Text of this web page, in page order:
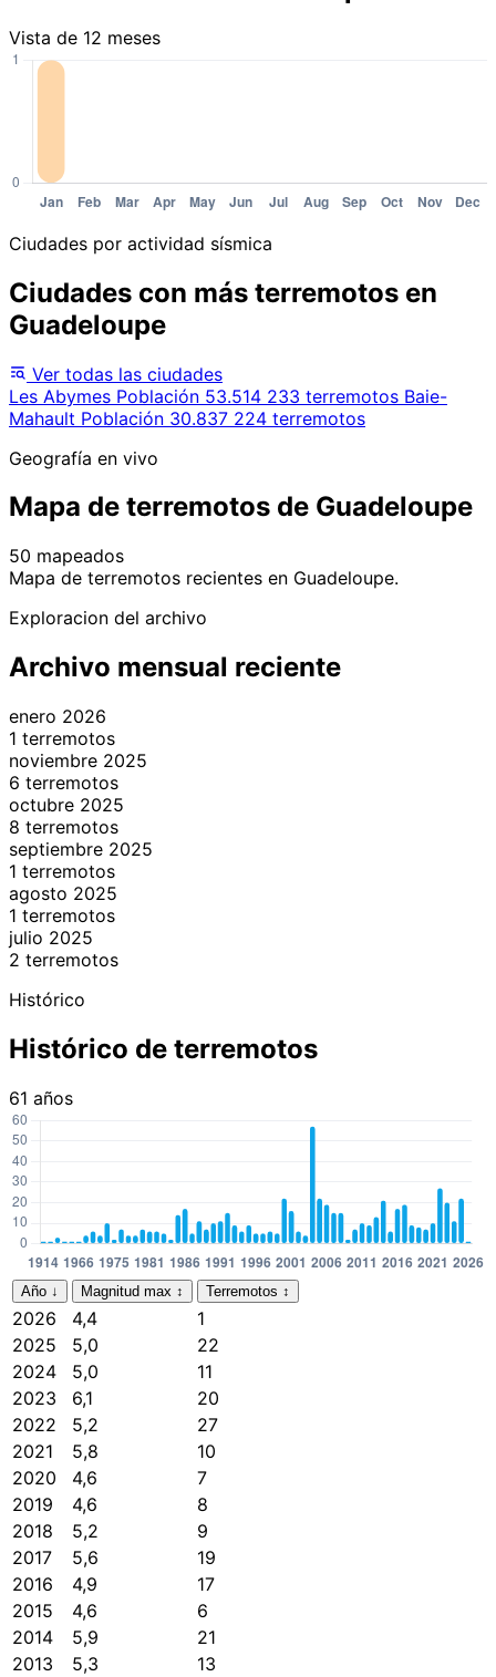
Vista de 12 meses
Ciudades por actividad sísmica
Ciudades con más terremotos en
Guadeloupe
Ver todas las ciudades
Les Abymes Población 53.514 233 terremotos Baie-
Mahault Población 30.837 224 terremotos
Geografía en vivo
Mapa de terremotos de Guadeloupe
50 mapeados
+
−
Mapa de terremotos recientes en Guadeloupe.
Exploracion del archivo
Archivo mensual reciente
enero 2026
1 terremotos
noviembre 2025
6 terremotos
octubre 2025
8 terremotos
septiembre 2025
1 terremotos
agosto 2025
1 terremotos
julio 2025
2 terremotos
Histórico
Histórico de terremotos
61 años
Año ↓ Magnitud max ↕ Terremotos ↕
2026 4,4
1
2025
5,0
22
2024
5,0
11
2023
6,1
20
2022
5,2
27
2021
5,8
10
2020
4,6
7
2019
4,6
8
2018
5,2
9
2017
5,6
19
2016
4,9
17
2015
4,6
6
2014
5,9
21
2013
5,3
13